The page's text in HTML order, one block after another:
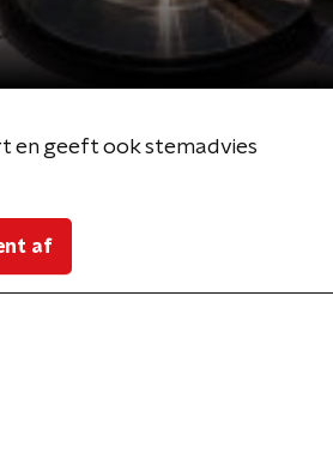
en geeft ook stemadvies
af